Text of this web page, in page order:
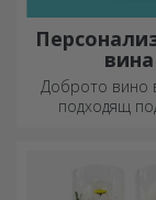
вина
Доброто вино
подходящ